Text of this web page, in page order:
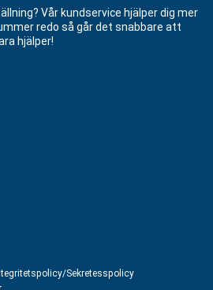
Vår kundservice hjälper dig mer
redo så går det snabbare att
hjälper!
Sekretesspolicy